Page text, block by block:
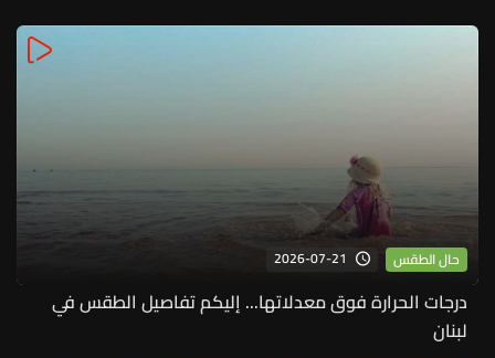
حال الطقس 2026-07-21
درجات الحرارة فوق معدلاتها... إليكم تفاصيل الطقس في
لبنان